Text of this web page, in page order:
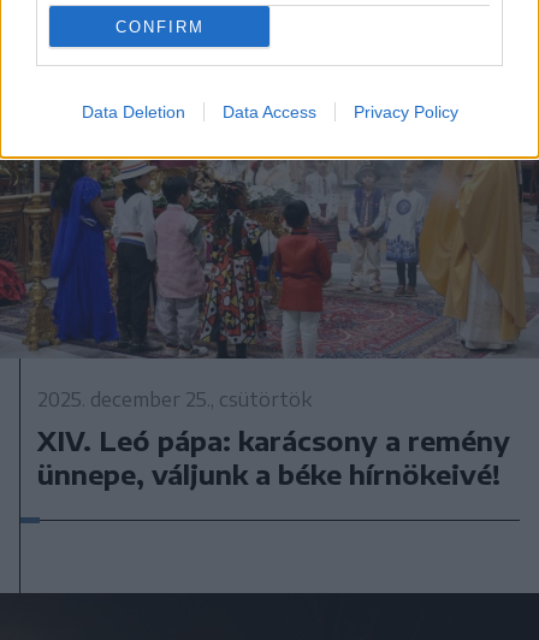
CONFIRM
Data Deletion Data Access Privacy Policy
2025. december 25., csütörtök
XIV. Leó pápa: karácsony a remény
ünnepe, váljunk a béke hírnökeivé!